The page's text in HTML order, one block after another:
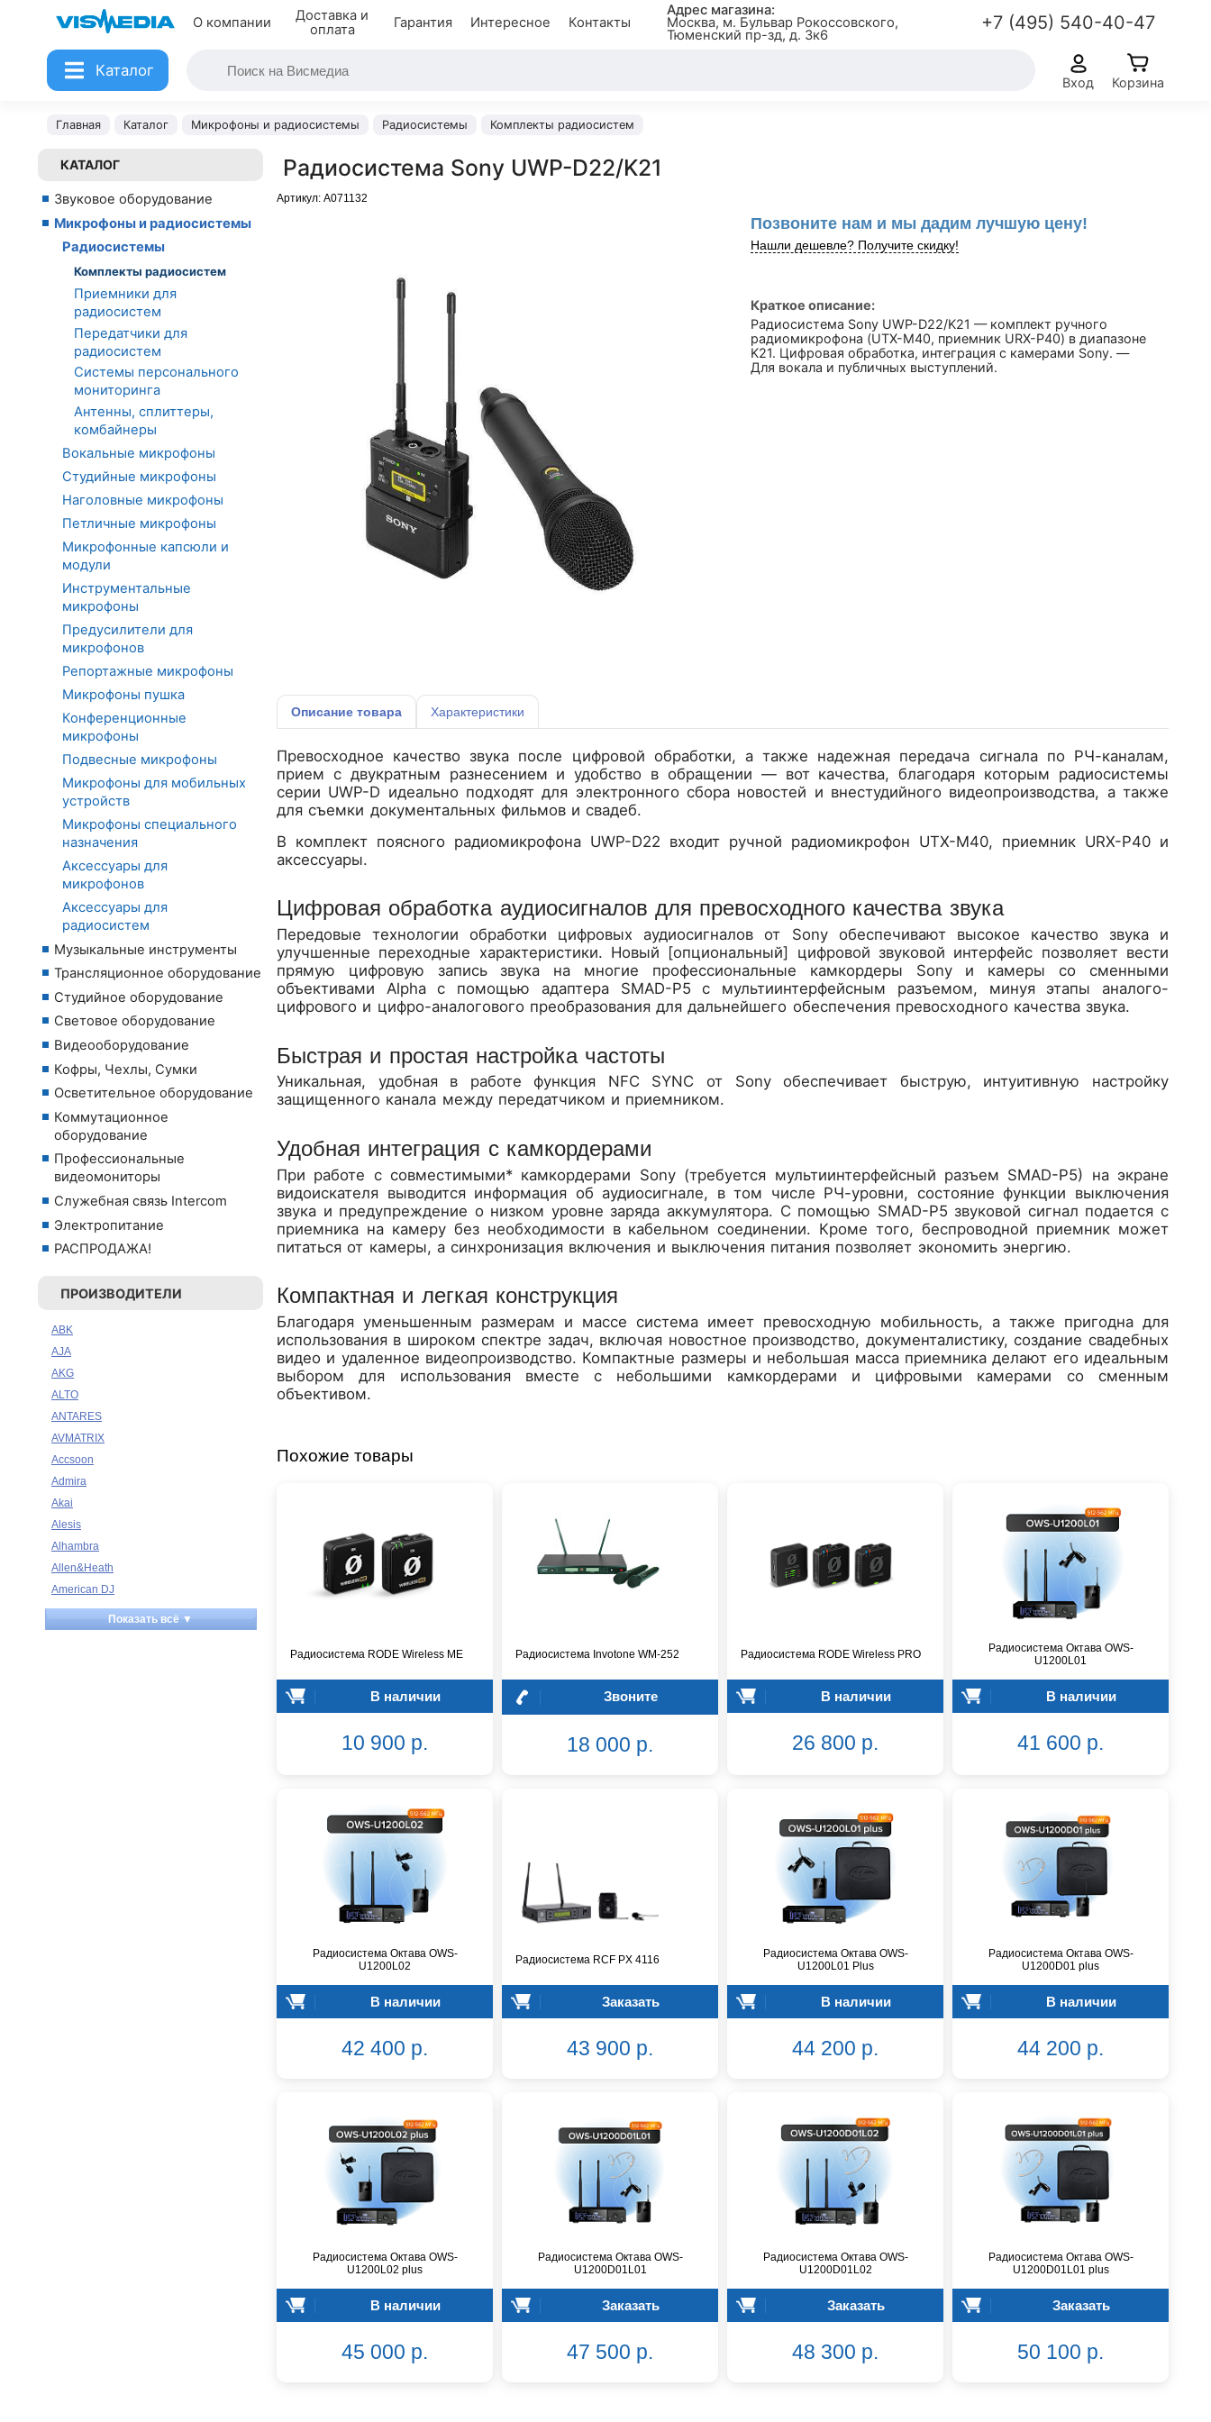
О компании
Доставка и
оплата
Гарантия Интересное Контакты
Адрес магазина:
Москва, м. Бульвар Рокоссовского,
Тюменский пр-зд, д. 3к6
+7 (495) 540-40-47
Каталог
Вход Корзина
Главная Каталог Микрофоны и радиосистемы Радиосистемы Комплекты радиосистем
КАТАЛОГ
Звуковое оборудование
Микрофоны и радиосистемы
Радиосистемы
Комплекты радиосистем
Приемники для
радиосистем
Передатчики для
радиосистем
Системы персонального
мониторинга
Антенны, сплиттеры,
комбайнеры
Вокальные микрофоны
Студийные микрофоны
Наголовные микрофоны
Петличные микрофоны
Микрофонные капсюли и
модули
Инструментальные
микрофоны
Предусилители для
микрофонов
Репортажные микрофоны
Микрофоны пушка
Конференционные
микрофоны
Подвесные микрофоны
Микрофоны для мобильных
устройств
Микрофоны специального
назначения
Аксессуары для
микрофонов
Аксессуары для
радиосистем
Музыкальные инструменты
Трансляционное оборудование
Студийное оборудование
Световое оборудование
Видеооборудование
Кофры, Чехлы, Сумки
Осветительное оборудование
Коммутационное
оборудование
Профессиональные
видеомониторы
Служебная связь Intercom
Электропитание
РАСПРОДАЖА!
ПРОИЗВОДИТЕЛИ
ABK
AJA
AKG
ALTO
ANTARES
AVMATRIX
Accsoon
Admira
Akai
Alesis
Alhambra
Allen&Heath
American DJ
Ampeg
Apart
Показать всё ▼
Радиосистема Sony UWP-D22/K21
Артикул: A071132
Позвоните нам и мы дадим лучшую цену!
Нашли дешевле? Получите скидку!
Краткое описание:
Радиосистема Sony UWP-D22/K21 — комплект ручного
радиомикрофона (UTX-M40, приемник URX-P40) в диапазоне
K21. Цифровая обработка, интеграция с камерами Sony. —
Для вокала и публичных выступлений.
Описание товара Характеристики
Превосходное качество звука после цифровой обработки, а также надежная передача сигнала по РЧ-каналам,
прием с двукратным разнесением и удобство в обращении — вот качества, благодаря которым радиосистемы
серии UWP-D идеально подходят для электронного сбора новостей и внестудийного видеопроизводства, а также
для съемки документальных фильмов и свадеб.
В комплект поясного радиомикрофона UWP-D22 входит ручной радиомикрофон UTX-M40, приемник URX-P40 и
аксессуары.
Цифровая обработка аудиосигналов для превосходного качества звука
Передовые технологии обработки цифровых аудиосигналов от Sony обеспечивают высокое качество звука и
улучшенные переходные характеристики. Новый [опциональный] цифровой звуковой интерфейс позволяет вести
прямую цифровую запись звука на многие профессиональные камкордеры Sony и камеры со сменными
объективами Alpha с помощью адаптера SMAD-P5 с мультиинтерфейсным разъемом, минуя этапы аналого-
цифрового и цифро-аналогового преобразования для дальнейшего обеспечения превосходного качества звука.
Быстрая и простая настройка частоты
Уникальная, удобная в работе функция NFC SYNC от Sony обеспечивает быструю, интуитивную настройку
защищенного канала между передатчиком и приемником.
Удобная интеграция с камкордерами
При работе с совместимыми* камкордерами Sony (требуется мультиинтерфейсный разъем SMAD-P5) на экране
видоискателя выводится информация об аудиосигнале, в том числе РЧ-уровни, состояние функции выключения
звука и предупреждение о низком уровне заряда аккумулятора. С помощью SMAD-P5 звуковой сигнал подается с
приемника на камеру без необходимости в кабельном соединении. Кроме того, беспроводной приемник может
питаться от камеры, а синхронизация включения и выключения питания позволяет экономить энергию.
Компактная и легкая конструкция
Благодаря уменьшенным размерам и массе система имеет превосходную мобильность, а также пригодна для
использования в широком спектре задач, включая новостное производство, документалистику, создание свадебных
видео и удаленное видеопроизводство. Компактные размеры и небольшая масса приемника делают его идеальным
выбором для использования вместе с небольшими камкордерами и цифровыми камерами со сменным
объективом.
Похожие товары
Радиосистема RODE Wireless ME
В наличии
10 900 р.
Радиосистема Invotone WM-252
Звоните
18 000 р.
Радиосистема RODE Wireless PRO
В наличии
26 800 р.
Радиосистема Октава OWS-
U1200L01
В наличии
41 600 р.
Радиосистема Октава OWS-
U1200L02
В наличии
42 400 р.
Радиосистема RCF PX 4116
Заказать
43 900 р.
Радиосистема Октава OWS-
U1200L01 Plus
В наличии
44 200 р.
Радиосистема Октава OWS-
U1200D01 plus
В наличии
44 200 р.
Радиосистема Октава OWS-
U1200L02 plus
В наличии
45 000 р.
Радиосистема Октава OWS-
U1200D01L01
Заказать
47 500 р.
Радиосистема Октава OWS-
U1200D01L02
Заказать
48 300 р.
Радиосистема Октава OWS-
U1200D01L01 plus
Заказать
50 100 р.